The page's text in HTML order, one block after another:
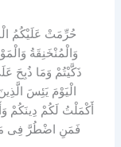
حُرِّمَتْ عَلَيْكُمُ
وَالْمُنْخَنِقَةُ
ذَكَّيْتُمْ وَمَا ذُبِحَ
الْيَوْمَ يَئِسَ
أَكْمَلْتُ لَكُمْ دِينَكُمْ
فَمَنِ اضْطُرَّ فِى